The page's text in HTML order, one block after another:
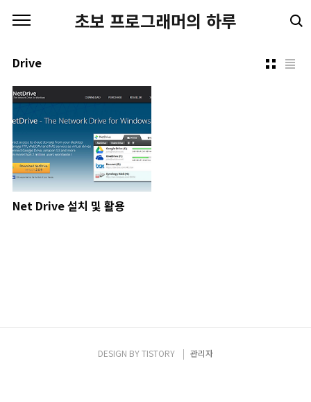
초보 프로그래머의 하루
Drive
Net Drive 설치 및 활용
DESIGN BYTISTORY 관리자